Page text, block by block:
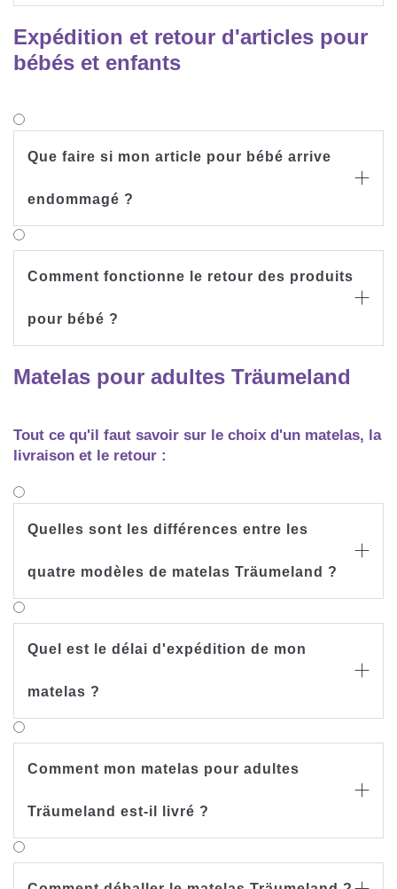
Expédition et retour d'articles pour
bébés et enfants
Que faire si mon article pour bébé arrive
endommagé ?

Comment fonctionne le retour des produits
pour bébé ?

Matelas pour adultes Träumeland
Tout ce qu'il faut savoir sur le choix d'un matelas, la
livraison et le retour :
Quelles sont les différences entre les
quatre modèles de matelas Träumeland ?

Quel est le délai d'expédition de mon
matelas ?

Comment mon matelas pour adultes
Träumeland est-il livré ?
